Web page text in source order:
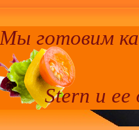
Мы готовим
Stern и ее